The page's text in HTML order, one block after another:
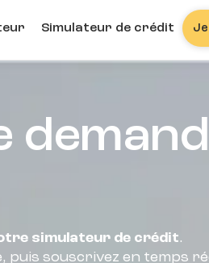
Simulateur de crédit
simulateur de crédit.
puis souscrivez en temps